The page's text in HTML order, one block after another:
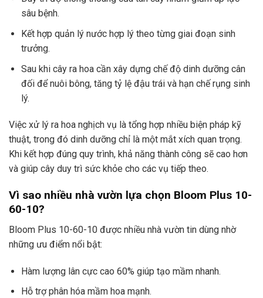
sâu bệnh.
Kết hợp quản lý nước hợp lý theo từng giai đoạn sinh
trưởng.
Sau khi cây ra hoa cần xây dựng chế độ dinh dưỡng cân
đối để nuôi bông, tăng tỷ lệ đậu trái và hạn chế rụng sinh
lý.
Việc xử lý ra hoa nghịch vụ là tổng hợp nhiều biện pháp kỹ
thuật, trong đó dinh dưỡng chỉ là một mắt xích quan trọng.
Khi kết hợp đúng quy trình, khả năng thành công sẽ cao hơn
và giúp cây duy trì sức khỏe cho các vụ tiếp theo.
Vì sao nhiều nhà vườn lựa chọn Bloom Plus 10-
60-10?
Bloom Plus 10-60-10 được nhiều nhà vườn tin dùng nhờ
những ưu điểm nổi bật:
Hàm lượng lân cực cao 60% giúp tạo mầm nhanh.
Hỗ trợ phân hóa mầm hoa mạnh.